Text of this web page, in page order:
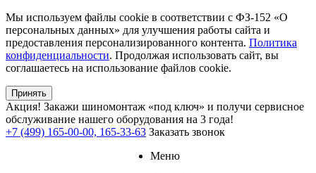
Мы используем файлы cookie в соответствии с ФЗ-152 «О
персональных данных» для улучшения работы сайта и
предоставления персонализированного контента. Политика
конфиденциальности. Продолжая использовать сайт, вы
соглашаетесь на использование файлов cookie.
Принять
Акция! Закажи шиномонтаж «под ключ» и получи сервисное
обслуживание нашего оборудования на 3 года!
+7 (499) 165-00-00, 165-33-63 Заказать звонок
Меню